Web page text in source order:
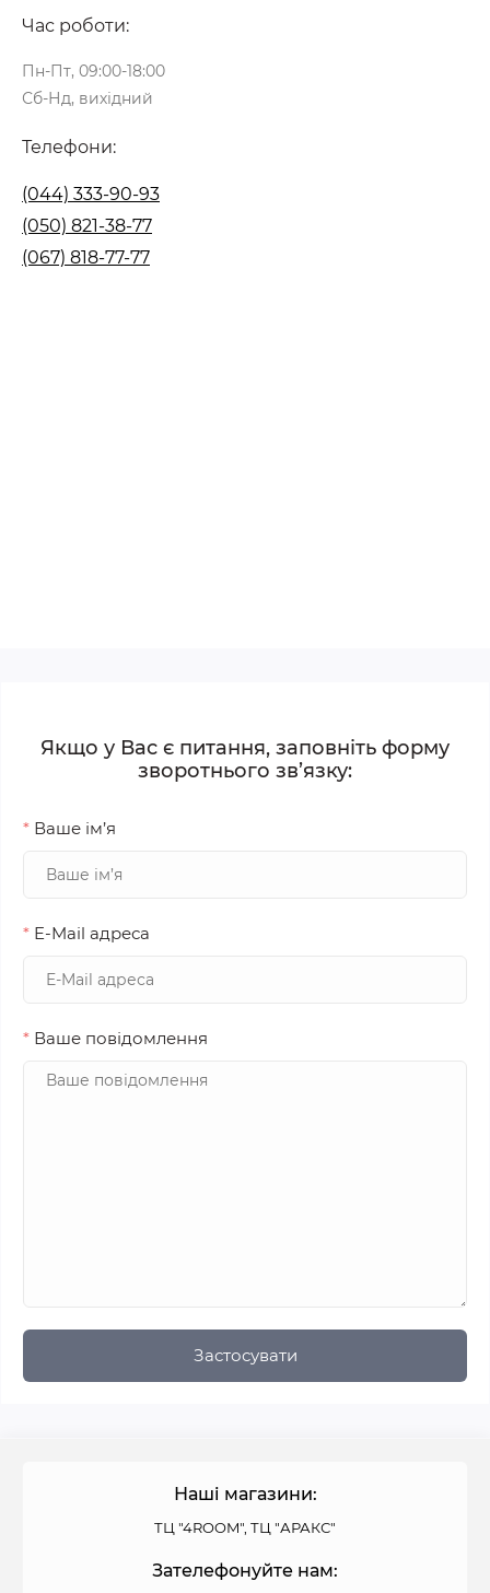
Час роботи:
Пн-Пт, 09:00-18:00
Сб-Нд, вихідний
Телефони:
(044) 333-90-93
(050) 821-38-77
(067) 818-77-77
Якщо у Вас є питання, заповніть форму
зворотнього зв’язку:
* Ваше ім’я
* E-Mail адреса
* Ваше повідомлення
Застосувати
Наші магазини:
ТЦ "4ROOM", ТЦ "АРАКС"
Зателефонуйте нам: